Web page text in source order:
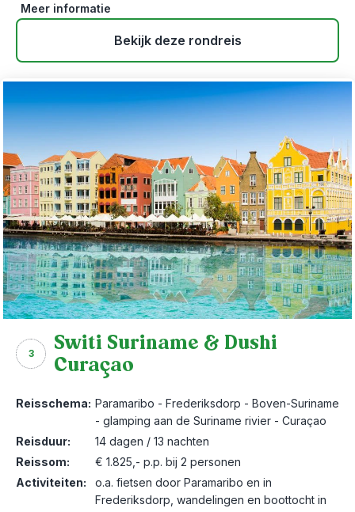
Meer informatie
Bekijk deze rondreis
3
Switi Suriname & Dushi
Curaçao
Reisschema: Paramaribo - Frederiksdorp - Boven-Suriname
- glamping aan de Suriname rivier - Curaçao
Reisduur:
14 dagen / 13 nachten
Reissom:
€ 1.825,- p.p. bij 2 personen
Activiteiten:
o.a. fietsen door Paramaribo en in
Frederiksdorp, wandelingen en boottocht in